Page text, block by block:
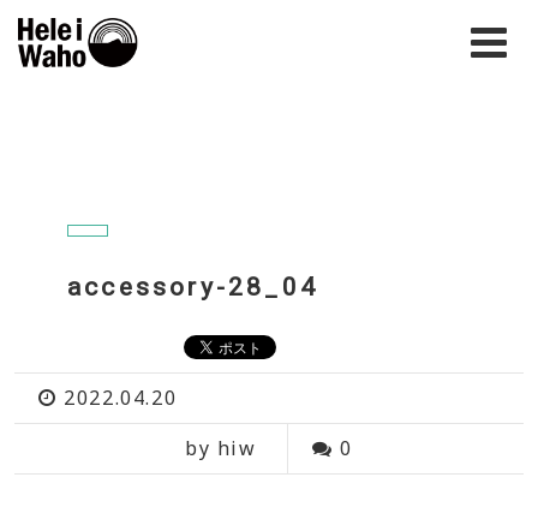
accessory-28_04
2022.04.20
by hiw
0